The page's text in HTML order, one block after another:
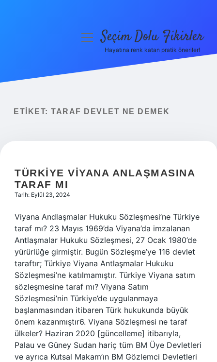
Yasal Uyarı
menüyüSeçim Dolu Fikirler
Hayatına renk katan pratik öneriler!
ETIKET: TARAF DEVLET NE DEMEK
TÜRKIYE VIYANA ANLAŞMASINA
TARAF MI
Tarih: Eylül 23, 2024
Viyana Andlaşmalar Hukuku Sözleşmesi’ne Türkiye
taraf mı? 23 Mayıs 1969’da Viyana’da imzalanan
Antlaşmalar Hukuku Sözleşmesi, 27 Ocak 1980’de
yürürlüğe girmiştir. Bugün Sözleşme’ye 116 devlet
taraftır; Türkiye Viyana Antlaşmalar Hukuku
Sözleşmesi’ne katılmamıştır. Türkiye Viyana satım
sözleşmesine taraf mı? Viyana Satım
Sözleşmesi’nin Türkiye’de uygulanmaya
başlanmasından itibaren Türk hukukunda büyük
önem kazanmıştır6. Viyana Sözleşmesi ne taraf
ülkeler? Haziran 2020 [güncelleme] itibarıyla,
Palau ve Güney Sudan hariç tüm BM Üye Devletleri
ve ayrıca Kutsal Makam’ın BM Gözlemci Devletleri